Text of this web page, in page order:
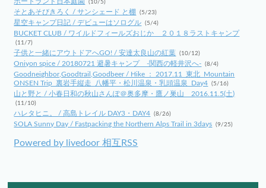
ポートランド日本庭園
(10/5)
そとあそびきろく / サンシェード と棚 (5/23)
星空キャンプ日記 / デビューはソログル (5/4)
BUCKET CLUB / ワイルドフィールズおじか ２０１８ラストキャンプ
(11/7)
子供と一緒にアウトドアへGO! / 安達太良山の紅葉 (10/12)
Oniyon spice / 20180721 避暑キャンプ -関西の軽井沢へ- (8/4)
Goodneighbor,Goodtrail,Goodbeer / Hike ： 2017.11_東北_Mountain
ONSEN Trip_裏岩手縦走_八幡平・松川温泉・乳頭温泉_Day4 (5/16)
山と野と / 小春日和の秋山さんぽ＠奥多摩・鷹ノ巣山 2016.11.5(土)
(11/10)
ハレタヒニ。 / 高島トレイル DAY3・DAY4 (8/26)
SOLA Sunny Day / Fastpacking the Northern Alps Trail in 3days (9/25)
Powered by livedoor 相互RSS